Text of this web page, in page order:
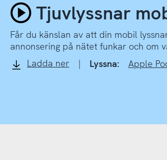
Spela
avsnitt
Tjuvlyssnar
Tjuvlyssnar
Får du känslan av att din mobil
annonsering på nätet funkar och om
Ladda ner
| Lyssna: Apple